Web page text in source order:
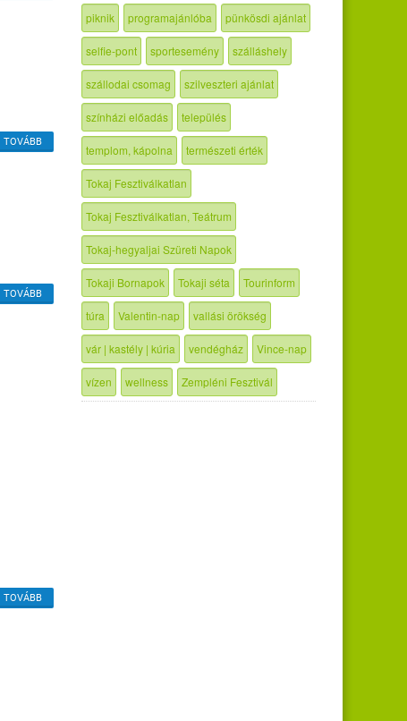
TOVÁBB
TOVÁBB
TOVÁBB
piknik programajánlóba pünkösdi ajánlat
selfie-pont sportesemény szálláshely
szállodai csomag szilveszteri ajánlat
színházi előadás település
templom, kápolna természeti érték
Tokaj Fesztiválkatlan
Tokaj Fesztiválkatlan, Teátrum
Tokaj-hegyaljai Szüreti Napok
Tokaji Bornapok Tokaji séta Tourinform
túra Valentin-nap vallási örökség
vár | kastély | kúria vendégház Vince-nap
vízen wellness Zempléni Fesztivál